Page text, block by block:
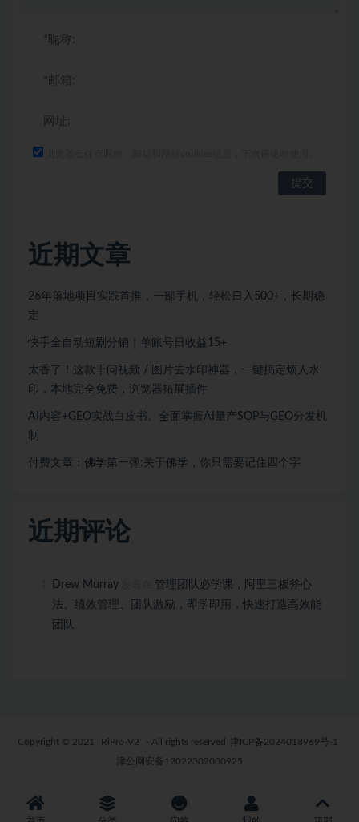
近期文章
26年落地项目实践首推，一部手机，轻松日入500+，长期稳
定
快手全自动短剧分销｜单账号日收益15+
太香了！这款千问视频 / 图片去水印神器，一键搞定烦人水
印，本地完全免费，浏览器拓展插件
AI内容+GEO实战白皮书。全面掌握AI量产SOP与GEO分发机
制
付费文章：佛学第一弹:关于佛学，你只需要记住四个字
近期评论
Drew Murray
管理团队必学课，阿里三板斧心
法、绩效管理、团队激励，即学即用，快速打造高效能
团队
Copyright © 2021 RiPro-V2 - All rights reserved
津ICP备2024018969号-1
津公网安备12022302000925